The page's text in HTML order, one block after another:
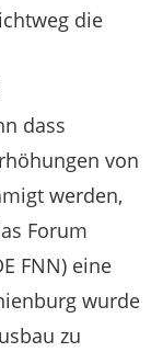
die
dass
von
werden,
Forum
FNN) eine
wurde
zu